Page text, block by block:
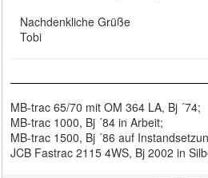
Nachdenkliche Grüße
Tobi
MB-trac 65/70 mit OM 364 LA, Bj ´74;
MB-trac 1000, Bj ´84 in Arbeit;
MB-trac 1500, Bj ´86 auf
JCB Fastrac 2115 4WS, Bj 2002 in